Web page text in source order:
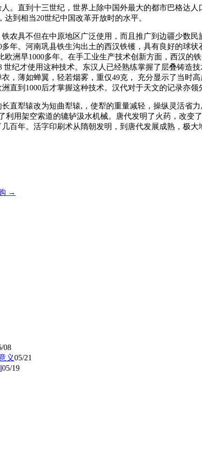
。直到十三世纪，世界上除中国外最大的都市巴格达
到相当20世纪中国改革开放时的水平。
农具不但在中原地区广泛使用，而且推广到边疆少数
年。河南巩县铁生沟出土的西汉铁镬，具有良好的球
欧洲早1000多年。在手工业生产技术创新方面，西汉
纪才使用这种技术。东汉人已经熟练掌握了层叠铸造
，薄如蝉翼，轻若烟雾，重仅49克， 充分显示了当
直到1000后才掌握这种技术。汉代对于天文的记录亦
直犁辕改为短曲犁辕,，使犁的重量减轻，操纵灵活省
利用架空索道的辘轳汲水机械。唐代发明了火药，改
百年。活字印刷术从隋朝发明，到唐代发展成熟，极
→
08
义05/21
05/19